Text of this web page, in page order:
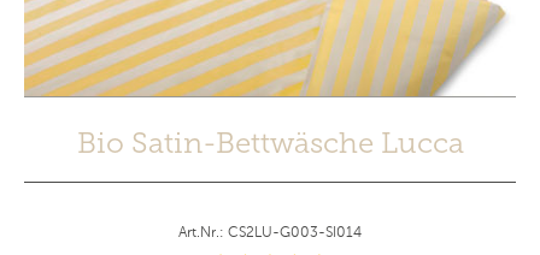
Bio Satin-Bettwäsche Lucca
Art.Nr.: CS2LU-G003-SI014